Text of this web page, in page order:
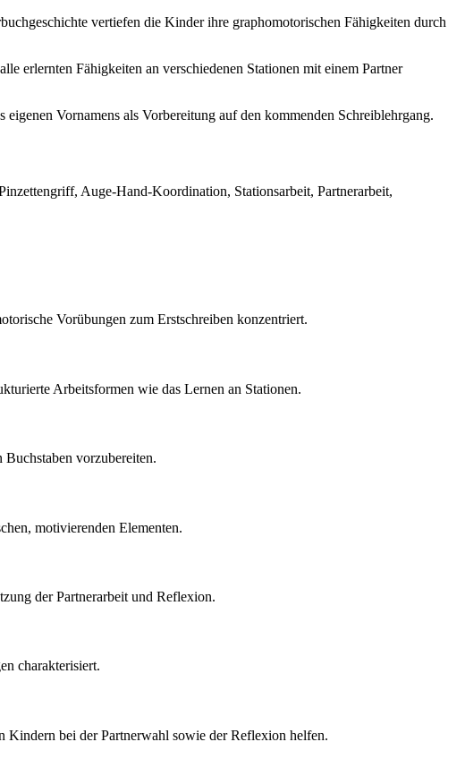
vertiefen die Kinder ihre graphomotorischen Fähigkeiten durch
erlernten Fähigkeiten an verschiedenen Stationen mit einem Partner
eigenen Vornamens als Vorbereitung auf den kommenden Schreiblehrgang.
Auge-Hand-Koordination, Stationsarbeit, Partnerarbeit,
Vorübungen zum Erstschreiben konzentriert.
Arbeitsformen wie das Lernen an Stationen.
vorzubereiten.
motivierenden Elementen.
der Partnerarbeit und Reflexion.
charakterisiert.
bei der Partnerwahl sowie der Reflexion helfen.